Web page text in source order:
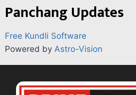
Panchang Updates
Free Kundli Software
Powered by Astro-Vision